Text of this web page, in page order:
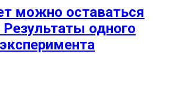
можно оставаться
одного